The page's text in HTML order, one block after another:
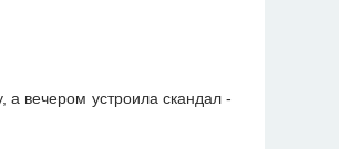
а вечером устроила скандал -